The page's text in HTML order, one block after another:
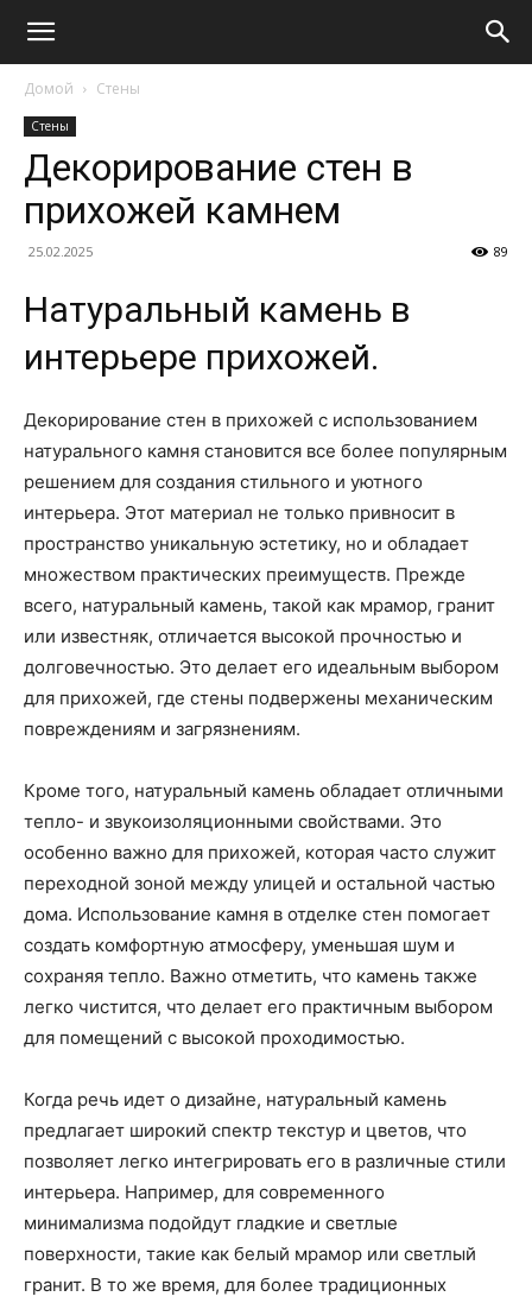
Домой Стены
Стены
Декорирование стен в
прихожей камнем
25.02.2025 89
Натуральный камень в
интерьере прихожей.
Декорирование стен в прихожей с использованием
натурального камня становится все более популярным
решением для создания стильного и уютного
интерьера. Этот материал не только привносит в
пространство уникальную эстетику, но и обладает
множеством практических преимуществ. Прежде
всего, натуральный камень, такой как мрамор, гранит
или известняк, отличается высокой прочностью и
долговечностью. Это делает его идеальным выбором
для прихожей, где стены подвержены механическим
повреждениям и загрязнениям.
Кроме того, натуральный камень обладает отличными
тепло- и звукоизоляционными свойствами. Это
особенно важно для прихожей, которая часто служит
переходной зоной между улицей и остальной частью
дома. Использование камня в отделке стен помогает
создать комфортную атмосферу, уменьшая шум и
сохраняя тепло. Важно отметить, что камень также
легко чистится, что делает его практичным выбором
для помещений с высокой проходимостью.
Когда речь идет о дизайне, натуральный камень
предлагает широкий спектр текстур и цветов, что
позволяет легко интегрировать его в различные стили
интерьера. Например, для современного
минимализма подойдут гладкие и светлые
поверхности, такие как белый мрамор или светлый
гранит. В то же время, для более традиционных